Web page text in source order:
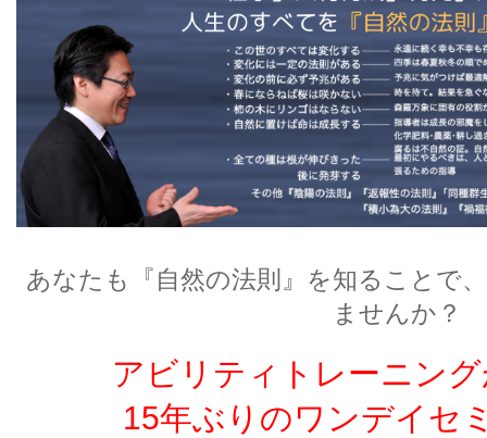
あなたも『自然の法則』を知ることで
ませんか？
アビリティトレーニン
15年ぶりのワンデイセ